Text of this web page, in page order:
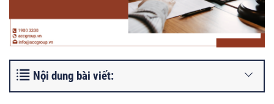
Nội dung bài viết: